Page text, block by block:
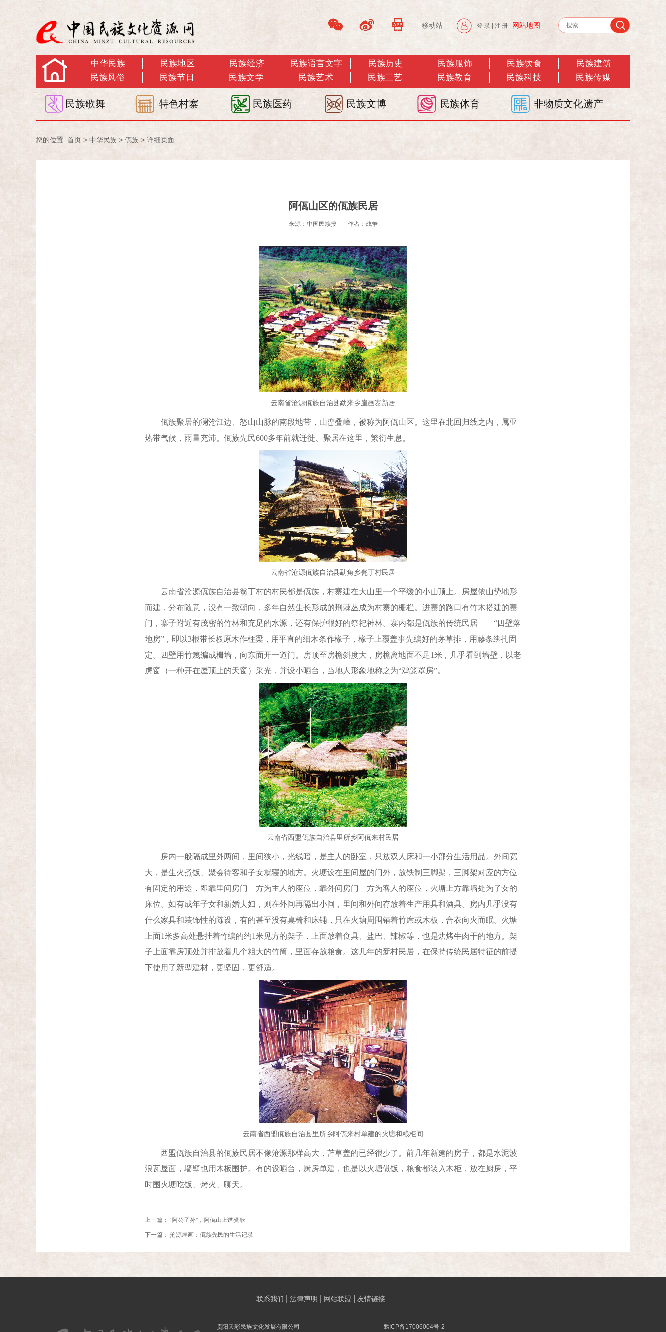
移动站 登 录 注 册 网站地图
中华民族 民族地区 民族经济 民族语言文字 民族历史 民族服饰 民族饮食
民族建筑
民族风俗
民族节日 民族文学 民族艺术 民族工艺 民族教育 民族科技 民族传媒
民族歌舞 特色村寨 民族医药 民族文博 民族体育 非物质文化遗产
您的位置: 首页 > 中华民族 > 佤族 > 详细页面
阿佤山区的佤族民居
来源：中国民族报 作者：战争
云南省沧源佤族自治县勐来乡崖画寨新居
佤族聚居的澜沧江边、怒山山脉的南段地带，山峦叠嶂，被称为阿佤山区。这里在北回归线之内，属亚
热带气候，雨量充沛。佤族先民600多年前就迁徙、聚居在这里，繁衍生息。
云南省沧源佤族自治县勐角乡瓮丁村民居
云南省沧源佤族自治县翁丁村的村民都是佤族，村寨建在大山里一个平缓的小山顶上。房屋依山势地形
而建，分布随意，没有一致朝向，多年自然生长形成的荆棘丛成为村寨的栅栏。进寨的路口有竹木搭建的寨
门，寨子附近有茂密的竹林和充足的水源，还有保护很好的祭祀神林。寨内都是佤族的传统民居——“四壁落
地房”，即以3根带长杈原木作柱梁，用平直的细木条作椽子，椽子上覆盖事先编好的茅草排，用藤条绑扎固
定。四壁用竹篾编成栅墙，向东面开一道门。房顶至房檐斜度大，房檐离地面不足1米，几乎看到墙壁，以老
虎窗（一种开在屋顶上的天窗）采光，并设小晒台，当地人形象地称之为“鸡笼罩房”。
云南省西盟佤族自治县里所乡阿佤来村民居
房内一般隔成里外两间，里间狭小，光线暗，是主人的卧室，只放双人床和一小部分生活用品。外间宽
大，是生火煮饭、聚会待客和子女就寝的地方。火塘设在里间屋的门外，放铁制三脚架，三脚架对应的方位
有固定的用途，即靠里间房门一方为主人的座位，靠外间房门一方为客人的座位，火塘上方靠墙处为子女的
床位。如有成年子女和新婚夫妇，则在外间再隔出小间，里间和外间存放着生产用具和酒具。房内几乎没有
什么家具和装饰性的陈设，有的甚至没有桌椅和床铺，只在火塘周围铺着竹席或木板，合衣向火而眠。火塘
上面1米多高处悬挂着竹编的约1米见方的架子，上面放着食具、盐巴、辣椒等，也是烘烤牛肉干的地方。架
子上面靠房顶处并排放着几个粗大的竹筒，里面存放粮食。这几年的新村民居，在保持传统民居特征的前提
下使用了新型建材，更坚固，更舒适。
云南省西盟佤族自治县里所乡阿佤来村单建的火塘和粮柜间
西盟佤族自治县的佤族民居不像沧源那样高大，苫草盖的已经很少了。前几年新建的房子，都是水泥波
浪瓦屋面，墙壁也用木板围护。有的设晒台，厨房单建，也是以火塘做饭，粮食都装入木柜，放在厨房，平
时围火塘吃饭、烤火、聊天。
上一篇： “阿公子孙”，阿佤山上谱赞歌
下一篇： 沧源崖画：佤族先民的生活记录
联系我们 法律声明 网站联盟 友情链接
贵阳天彩民族文化发展有限公司 黔ICP备17006004号-2